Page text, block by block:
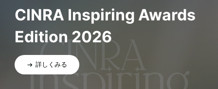
CINRA Inspiring Awards
Edition 2026
詳しくみる